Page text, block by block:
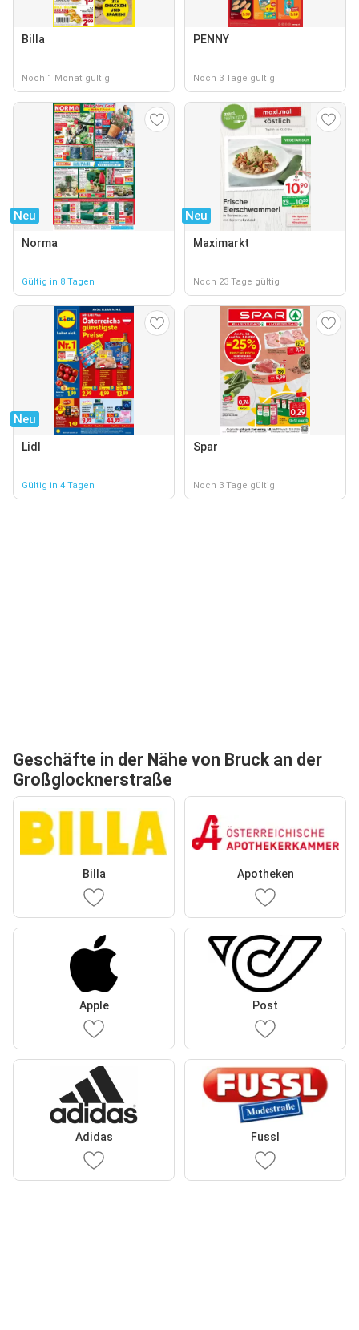
Billa
Noch 1 Monat gültig
PENNY
Noch 3 Tage gültig
Neu
Norma
Gültig in 8 Tagen
Neu
Maximarkt
Noch 23 Tage gültig
Neu
Lidl
Gültig in 4 Tagen
Spar
Noch 3 Tage gültig
Geschäfte in der Nähe von Bruck an der
Großglocknerstraße
Billa Apotheken
Apple Post
Adidas Fussl